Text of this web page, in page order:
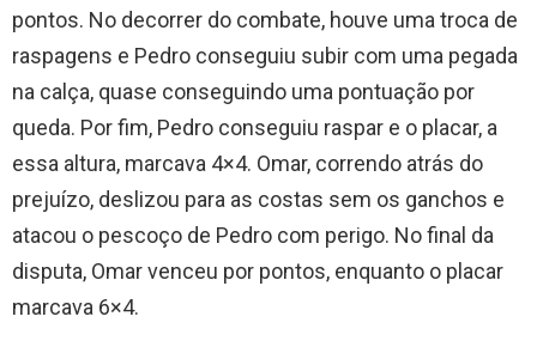
pontos. No decorrer do combate, houve uma troca de
raspagens e Pedro conseguiu subir com uma pegada
na calça, quase conseguindo uma pontuação por
queda. Por fim, Pedro conseguiu raspar e o placar, a
essa altura, marcava 4×4. Omar, correndo atrás do
prejuízo, deslizou para as costas sem os ganchos e
atacou o pescoço de Pedro com perigo. No final da
disputa, Omar venceu por pontos, enquanto o placar
marcava 6×4.